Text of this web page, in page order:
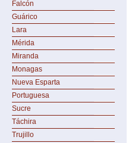
Falcón
Guárico
Lara
Mérida
Miranda
Monagas
Nueva Esparta
Portuguesa
Sucre
Táchira
Trujillo